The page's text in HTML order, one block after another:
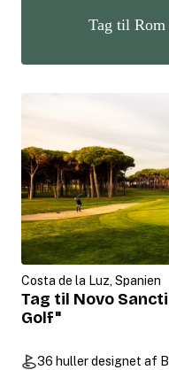
Tag til
Costa de la Luz, Spanien
Tag til Novo
Golf"
36 huller designet af